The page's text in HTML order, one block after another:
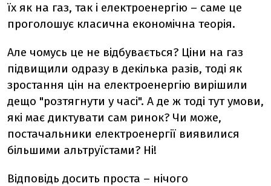
їх як на газ, так і електроенергію – саме це
проголошує класична економічна теорія.
Але чомусь це не відбувається? Ціни на газ
підвищили одразу в декілька разів, тоді як
зростання цін на електроенергію вирішили
дещо "розтягнути у часі". А де ж тоді тут умови,
які має диктувати сам ринок? Чи може,
постачальники електроенергії виявилися
більшими альтруїстами? Ні!
Відповідь досить проста – нічого